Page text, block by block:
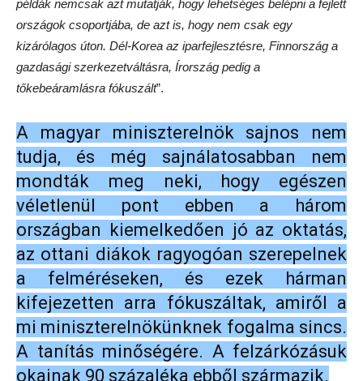
példák nemcsak azt mutatják, hogy lehetséges belépni a fejlett
országok csoportjába, de azt is, hogy nem csak egy
kizárólagos úton. Dél-Korea az iparfejlesztésre, Finnország a
gazdasági szerkezetváltásra, Írország pedig a
tőkebeáramlásra fókuszált”.
A magyar miniszterelnök sajnos nem
tudja, és még sajnálatosabban nem
mondták meg neki, hogy egészen
véletlenül pont ebben a három
országban kiemelkedően jó az oktatás,
az ottani diákok ragyogóan szerepelnek
a felméréseken, és ezek hárman
kifejezetten arra fókuszáltak, amiről a
mi miniszterelnökünknek fogalma sincs.
A tanítás minőségére. A felzárkózásuk
okainak 90 százaléka ebből származik.